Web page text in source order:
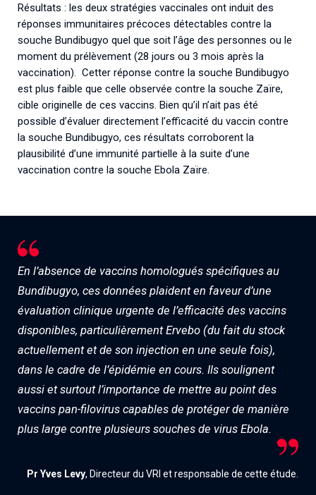
Résultats : les deux stratégies vaccinales ont induit des
réponses immunitaires précoces détectables contre la
souche Bundibugyo quel que soit l’âge des personnes ou le
moment du prélèvement (28 jours ou 3 mois après la
vaccination). Cetter réponse contre la souche Bundibugyo
est plus faible que celle observée contre la souche Zaïre,
cible originelle de ces vaccins. Bien qu’il n’ait pas été
possible d’évaluer directement l’efficacité du vaccin contre
la souche Bundibugyo, ces résultats corroborent la
plausibilité d’une immunité partielle à la suite d’une
vaccination contre la souche Ebola Zaïre.
En l’absence de vaccins homologués spécifiques au
Bundibugyo, ces données plaident en faveur d’une
évaluation clinique urgente de l’efficacité des vaccins
disponibles, particulièrement Ervebo (du fait du stock
actuellement et de son injection en une seule fois),
dans le cadre de l’épidémie en cours. Ils soulignent
aussi et surtout l’importance de mettre au point des
vaccins pan-filovirus capables de protéger de manière
plus large contre plusieurs souches de virus Ebola.
Pr Yves Levy, Directeur du VRI et responsable de cette étude.